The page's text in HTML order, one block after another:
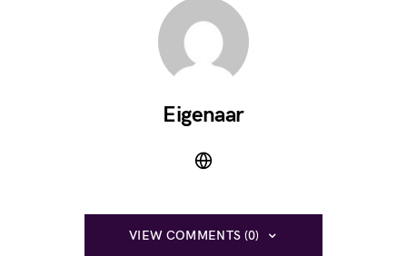
Eigenaar
VIEW COMMENTS (0)